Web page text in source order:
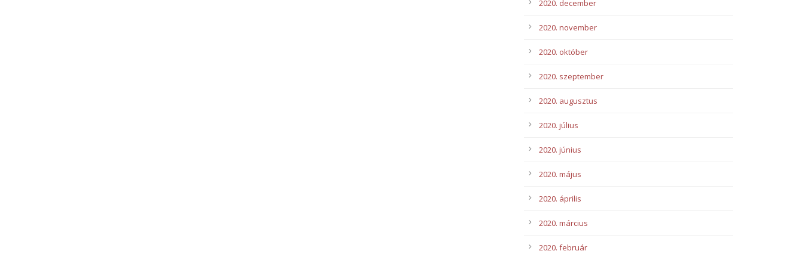
2020. december
2020. november
2020. október
2020. szeptember
2020. augusztus
2020. július
2020. június
2020. május
2020. április
2020. március
2020. február